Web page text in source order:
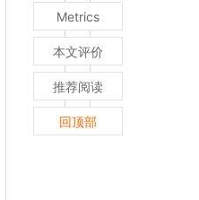
Metrics
本文评价
推荐阅读
回顶部